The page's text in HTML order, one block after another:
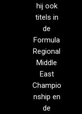
hij ook
titels in
de
Formula
Regional
Middle
East
Champio
nship en
de